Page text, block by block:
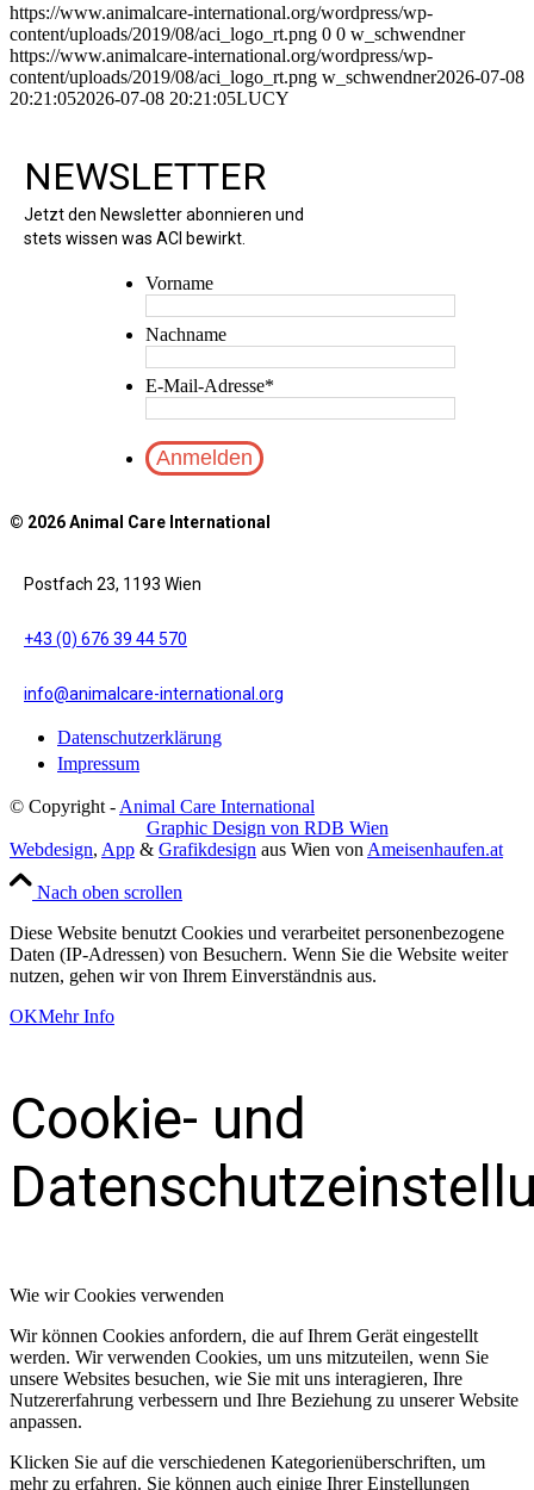
https://www.animalcare-international.org/wordpress/wp-
content/uploads/2019/08/aci_logo_rt.png 0 0 w_schwendner
https://www.animalcare-international.org/wordpress/wp-
content/uploads/2019/08/aci_logo_rt.png w_schwendner2026-07-08
20:21:052026-07-08 20:21:05LUCY
NEWSLETTER
Jetzt den Newsletter abonnieren und
stets wissen was ACI bewirkt.
Vorname
Nachname
E-Mail-Adresse*
© 2026 Animal Care International
Postfach 23, 1193 Wien
+43 (0) 676 39 44 570
info@animalcare-international.org
Datenschutzerklärung
Impressum
© Copyright - Animal Care International
Graphic Design von RDB Wien
Webdesign, App & Grafikdesign aus Wien von Ameisenhaufen.at
Nach oben scrollen
Diese Website benutzt Cookies und verarbeitet personenbezogene
Daten (IP-Adressen) von Besuchern. Wenn Sie die Website weiter
nutzen, gehen wir von Ihrem Einverständnis aus.
OKMehr Info
Cookie- und
Wie wir Cookies verwenden
Wir können Cookies anfordern, die auf Ihrem Gerät eingestellt
werden. Wir verwenden Cookies, um uns mitzuteilen, wenn Sie
unsere Websites besuchen, wie Sie mit uns interagieren, Ihre
Nutzererfahrung verbessern und Ihre Beziehung zu unserer Website
anpassen.
Klicken Sie auf die verschiedenen Kategorienüberschriften, um
mehr zu erfahren. Sie können auch einige Ihrer Einstellungen